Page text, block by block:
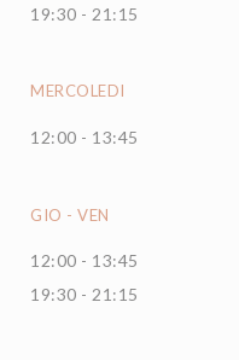
19:30 - 21:15
MERCOLEDI
12:00 - 13:45
GIO - VEN
12:00 - 13:45
19:30 - 21:15